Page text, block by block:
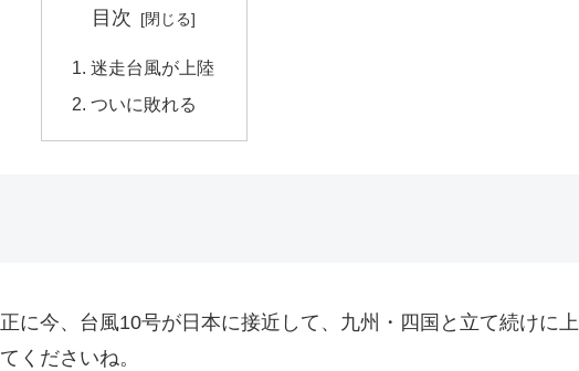
目次
迷走台風が上陸
ついに敗れる
に今、台風10号が日本に接近して、九州・四国と立て続けに上
くださいね。